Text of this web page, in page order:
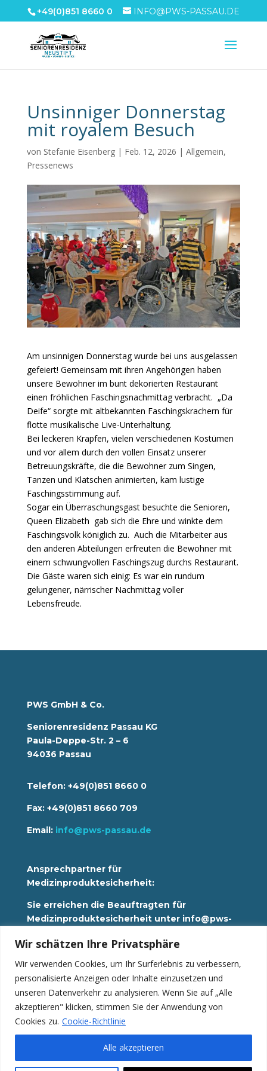
Wir schätzen Ihre Privatsphäre
Wir verwenden Cookies, um Ihr Surferlebnis zu verbessern,
personalisierte Anzeigen oder Inhalte einzusetzen und
unseren Datenverkehr zu analysieren. Wenn Sie auf „Alle
akzeptieren" klicken, stimmen Sie der Anwendung von
Cookies zu. Cookie-Richtlinie
Alle akzeptieren
+49(0)851 8660 0 INFO@PWS-PASSAU.DE
Unsinniger Donnerstag
mit royalem Besuch
von Stefanie Eisenberg| Feb. 12, 2026 | Allgemein,
Pressenews
Am unsinnigen Donnerstag wurde bei uns ausgelassen
gefeiert! Gemeinsam mit ihren Angehörigen haben
unsere Bewohner im bunt dekorierten Restaurant
einen fröhlichen Faschingsnachmittag verbracht. „Da
Deife“ sorgte mit altbekannten Faschingskrachern für
flotte musikalische Live-Unterhaltung.
Bei leckeren Krapfen, vielen verschiedenen Kostümen
und vor allem durch den vollen Einsatz unserer
Betreuungskräfte, die die Bewohner zum Singen,
Tanzen und Klatschen animierten, kam lustige
Faschingsstimmung auf.
Sogar ein Überraschungsgast besuchte die Senioren,
Queen Elizabeth gab sich die Ehre und winkte dem
Faschingsvolk königlich zu. Auch die Mitarbeiter aus
den anderen Abteilungen erfreuten die Bewohner mit
einem schwungvollen Faschingszug durchs Restaurant.
Die Gäste waren sich einig: Es war ein rundum
gelungener, närrischer Nachmittag voller
Lebensfreude.
PWS GmbH & Co.
Seniorenresidenz Passau KG
Paula-Deppe-Str. 2 – 6
94036 Passau
Telefon: +49(0)851 8660 0
Fax: +49(0)851 8660 709
Email: info@pws-passau.de
Ansprechpartner für
Medizinproduktesicherheit:
Sie erreichen die Beauftragten für
Medizinproduktesicherheit unter info@pws-
Datenschutz
Impressum
Hinweisgebersystem
News
© 2023 •Seniorenresidenz Neustift•